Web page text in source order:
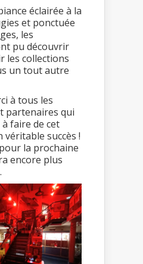
éclairée à la
et ponctuée
les
pu découvrir
les collections
un tout autre
à tous les
partenaires qui
faire de cet
véritable succès !
la prochaine
encore plus